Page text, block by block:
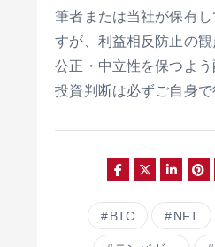
筆者または当社が保有
すが、利益相反防止の
公正・中立性を保つよう
投資判断は必ずご自身で
BTC NFT